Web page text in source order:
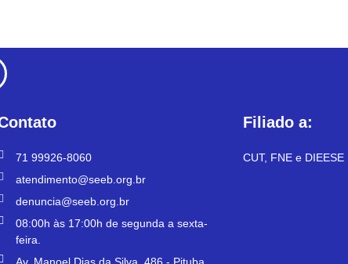
71 99926-8060
atendimento@seeb.org.br
denuncia@seeb.org.br
08:00h às 17:00h de segunda a sexta-
feira.
Filiado a:
CUT, FNE e DIEESE